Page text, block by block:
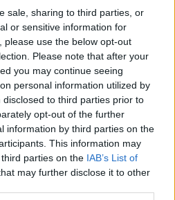
sale, sharing to third parties, or
or sensitive information for
please use the below opt-out
Please note that after your
you may continue seeing
personal information utilized by
to third parties prior to
opt-out of the further
information by third parties on the
This information may
parties on the IAB’s List of
may further disclose it to other
objektivem EkoListu
z úterý 26. září, kdy se
zahraniční anarchisté a mladí
Kongresové centrum, kde právě
Výročního zasedáníSvětové banky
fondu (MMF). Demonstranti se
z nichž jeden skončil na Nuselském
náměstí pod Vyšehrad. V
rozvášněný dav zaútočil dlažebními
zápalnými lahvemi na policisty, kteří
centru snažili zabránit. Pouliční
hodinách, kdy profesionální